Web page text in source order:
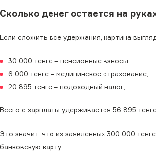
Сколько денег остается на
Если сложить все удержания, картина
30 000 тенге – пенсионные взносы;
6 000 тенге – медицинское страхование;
20 895 тенге – подоходный налог;
Всего с зарплаты удерживается 56 895
Это значит, что из заявленных 300 000
банковскую карту.